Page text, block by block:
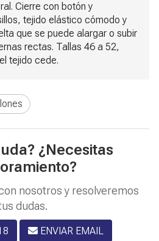
Cierre con botón y
tejido elástico cómodo y
que se puede alargar o subir
rectas. Tallas 46 a 52,
tejido cede.
¿Necesitas
nosotros y resolveremos
dudas.
ENVIAR EMAIL